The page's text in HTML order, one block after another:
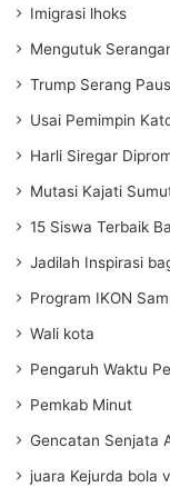
Imigrasi lhoks
Mengutuk
Trump Serang
Usai Pemimpin
Harli Siregar
Mutasi Kajati
15 Siswa Terbaik
Jadilah Inspirasi
Program IKON
Wali kota
Pengaruh Waktu
Pemkab Minut
Gencatan Senjata
juara Kejurda bola